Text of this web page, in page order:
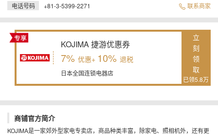
电话号码
+81-3-5399-2271 联系商家
KOJIMA 捷游优惠券
7% 优惠+ 10% 退税
日本全国连锁电器店
立
刻
领
取
已领5.8万
商铺官方简介
KOJIMA是一家郊外型家电专卖店，商品种类丰富，除家电、照相机外，还有更